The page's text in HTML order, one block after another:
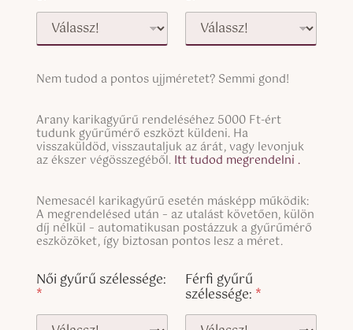
S
g
l
e
L
n
e
T
e
t
Nem tudod a pontos ujjméretet? Semmi gond!
S
i
n
g
e
L
i
n
e
e
x
t
Arany karikagyűrű rendeléséhez 5000 Ft-ért
tudunk gyűrűmérő eszközt küldeni. Ha
visszaküldöd, visszautaljuk az árát, vagy levonjuk
az ékszer végösszegéből. Itt tudod megrendelni .
S
i
n
g
e
L
n
Nemesacél karikagyűrű esetén másképp működik:
A megrendelésed után – az utalást követően, külön
díj nélkül – automatikusan postázzuk a gyűrűmérő
eszközöket, így biztosan pontos lesz a méret.
Női gyűrű szélessége:
*
Férfi gyűrű
szélessége: *